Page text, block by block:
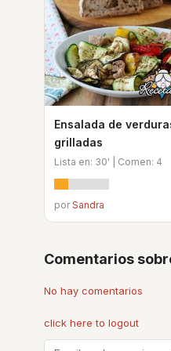
Ensalada de
grilladas
Lista en: 30' | Comen: 4
porSandra
Comentarios
No hay comentarios
click here to logout